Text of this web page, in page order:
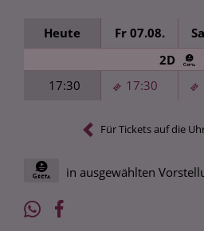
Heute Fr 07.08.
17:30 17:30
2D
Für Tickets auf die
in ausgewählten